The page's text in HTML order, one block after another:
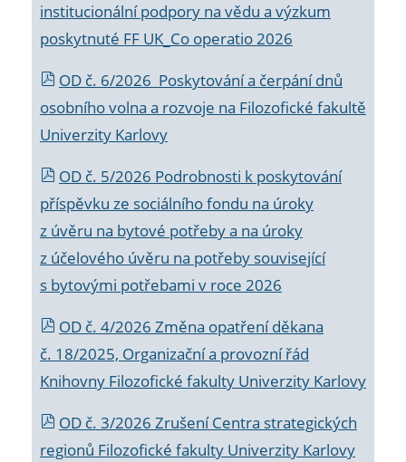
institucionální podpory na vědu a výzkum
poskytnuté FF UK_Co operatio 2026
OD č. 6/2026 Poskytování a čerpání dnů
osobního volna a rozvoje na Filozofické fakultě
Univerzity Karlovy
OD č. 5/2026 Podrobnosti k poskytování
příspěvku ze sociálního fondu na úroky
z úvěru na bytové potřeby a na úroky
z účelového úvěru na potřeby související
s bytovými potřebami v roce 2026
OD č. 4/2026 Změna opatření děkana
č. 18/2025, Organizační a provozní řád
Knihovny Filozofické fakulty Univerzity Karlovy
OD č. 3/2026 Zrušení Centra strategických
regionů Filozofické fakulty Univerzity Karlovy